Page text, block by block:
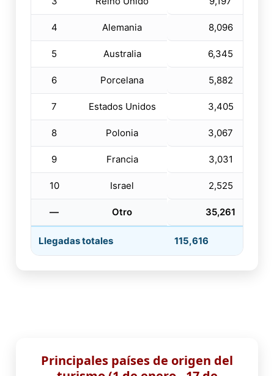
4 Alemania 8,096
5 Australia 6,345
6 Porcelana 5,882
7 Estados Unidos 3,405
8 Polonia 3,067
9 Francia 3,031
10 Israel 2,525
— Otro 35,261
Llegadas totales 115,616
Principales países de origen del